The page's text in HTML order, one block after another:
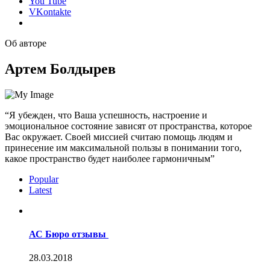
VKontakte
Об авторе
Артем Болдырев
“Я убежден, что Ваша успешность, настроение и
эмоциональное состояние зависят от пространства, которое
Вас окружает. Своей миссией считаю помощь людям и
принесение им максимальной пользы в понимании того,
какое пространство будет наиболее гармоничным”
Popular
Latest
АС Бюро отзывы
28.03.2018